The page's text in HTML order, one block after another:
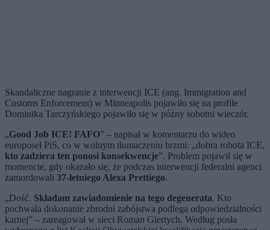
Skandaliczne nagranie z interwencji ICE (ang. Immigration and
Customs Enforcement) w Minneapolis pojawiło się na profile
Dominika Tarczyńskiego pojawiło się w późny sobotni wieczór.
„Good Job ICE! FAFO” – napisał w komentarzu do wideo
europoseł PiS, co w wolnym tłumaczeniu brzmi: „dobra robota ICE,
kto zadziera ten ponosi konsekwencje”. Problem pojawił się w
momencie, gdy okazało się, że podczas interwencji federalni agenci
zamordowali 37-letniego Alexa Prettiego.
„Dość. Składam zawiadomienie na tego degenerata. Kto
pochwala dokonanie zbrodni zabójstwa podlega odpowiedzialności
karnej” – zareagował w sieci Roman Giertych. Według posła